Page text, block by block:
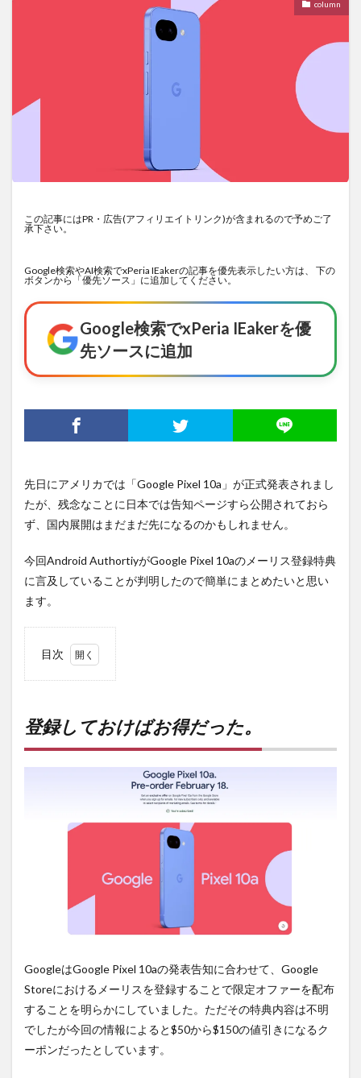
column
この記事にはPR・広告(アフィリエイトリンク)が含まれるので予めご了
承下さい。
Google検索やAI検索でxPeria IEakerの記事を優先表示したい方は、 下の
ボタンから「優先ソース」に追加してください。
Google検索でxPeria IEakerを優
先ソースに追加
先日にアメリカでは「Google Pixel 10a」が正式発表されまし
たが、残念なことに日本では告知ページすら公開されておら
ず、国内展開はまだまだ先になるのかもしれません。
今回Android AuthortiyがGoogle Pixel 10aのメーリス登録特典
に言及していることが判明したので簡単にまとめたいと思い
ます。
目次
おけ
ばお
得だ
プが
おす
す
め！
登録しておけばお得だった。
GoogleはGoogle Pixel 10aの発表告知に合わせて、Google
Storeにおけるメーリスを登録することで限定オファーを配布
することを明らかにしていました。ただその特典内容は不明
でしたが今回の情報によると$50から$150の値引きになるク
ーポンだったとしています。